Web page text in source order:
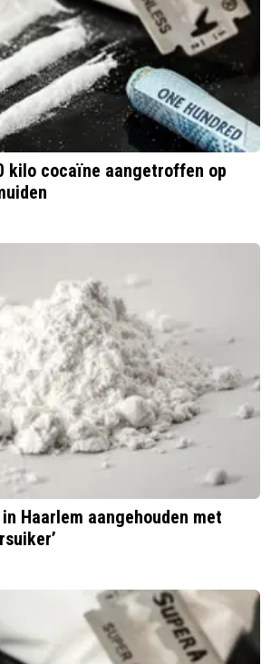
kilo cocaïne aangetroffen op
Haarlem aangehouden met